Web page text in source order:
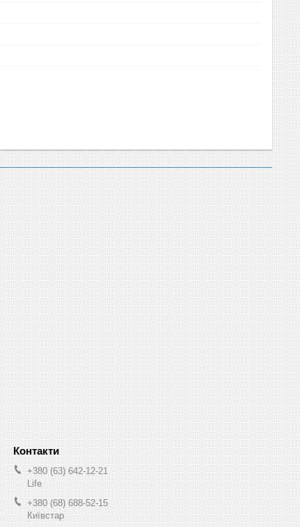
+380 (63) 642-12-21
Life
+380 (68) 688-52-15
Київстар